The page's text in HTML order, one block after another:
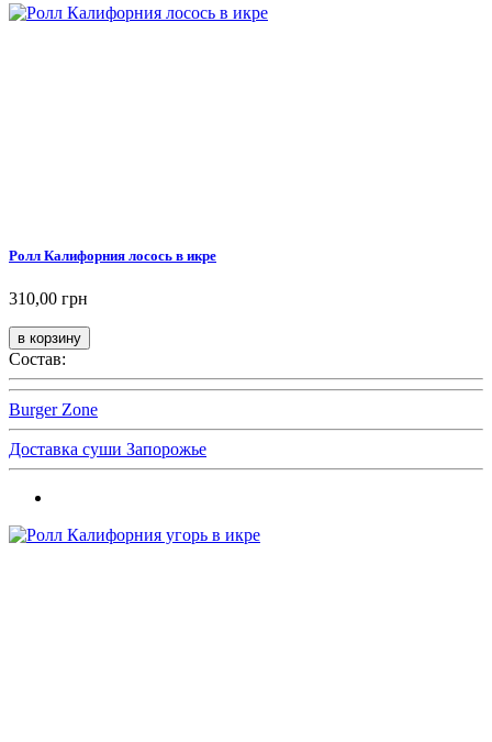
Ролл Калифорния лосось в икре
310,00 грн
Состав:
Burger Zone
Доставка суши Запорожье